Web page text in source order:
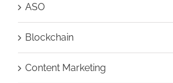
ASO
Blockchain
Content Marketing